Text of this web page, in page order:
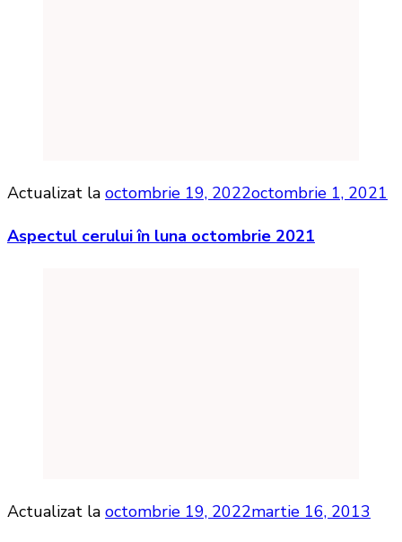
Actualizat la octombrie 19, 2022octombrie 1, 2021
Aspectul cerului în luna octombrie 2021
Actualizat la octombrie 19, 2022martie 16, 2013